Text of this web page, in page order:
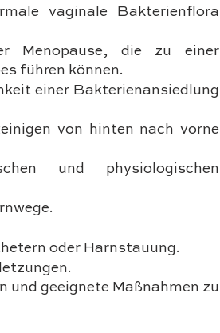
vaginale Bakterienflora
Menopause, die zu einer
führen können.
einer Bakterienansiedlung
von hinten nach vorne
und physiologischen
oder Harnstauung.
und geeignete Maßnahmen zu